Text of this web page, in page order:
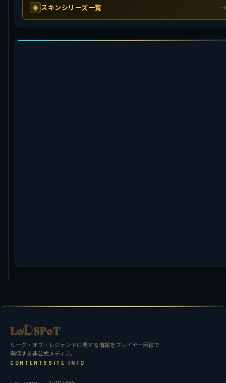
◈ スキンシリーズ一覧 →
リーグ・オブ・レジェンドに関する情報をプレイヤー目線で
発信する非公式メディア。
CONTENTS SITE INFO